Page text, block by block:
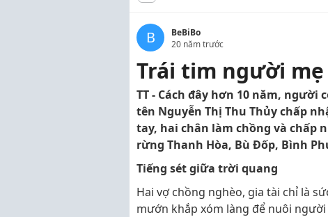
B
BeBiBo
20 năm trước
Trái tim người mẹ
TT - Cách đây hơn 10 năm, người
tên Nguyễn Thị Thu Thủy chấp
tay, hai chân làm chồng và chấp
rừng Thanh Hòa, Bù Đốp, Bình
Tiếng sét giữa trời quang
Hai vợ chồng nghèo, gia tài chỉ là
mướn khắp xóm làng để nuôi